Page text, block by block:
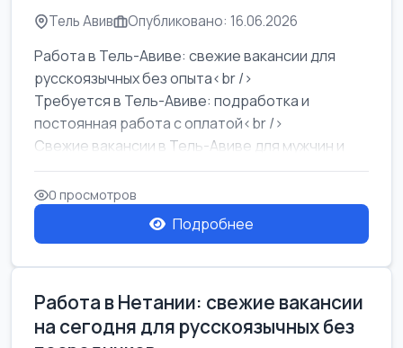
Тель Авив Опубликовано: 16.06.2026
Работа в Тель-Авиве: свежие вакансии для
русскоязычных без опыта<br />
Требуется в Тель-Авиве: подработка и
постоянная работа с оплатой<br />
Свежие вакансии в Тель-Авиве для мужчин и
женщин от хозя...
0 просмотров
Подробнее
Работа в Нетании: свежие вакансии
на сегодня для русскоязычных без